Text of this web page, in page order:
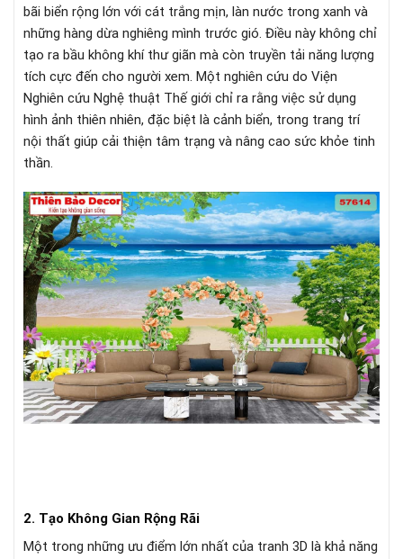
bãi biển rộng lớn với cát trắng mịn, làn nước trong xanh và
những hàng dừa nghiêng mình trước gió. Điều này không chỉ
tạo ra bầu không khí thư giãn mà còn truyền tải năng lượng
tích cực đến cho người xem. Một nghiên cứu do Viện
Nghiên cứu Nghệ thuật Thế giới chỉ ra rằng việc sử dụng
hình ảnh thiên nhiên, đặc biệt là cảnh biển, trong trang trí
nội thất giúp cải thiện tâm trạng và nâng cao sức khỏe tinh
thần.
2. Tạo Không Gian Rộng Rãi
Một trong những ưu điểm lớn nhất của tranh 3D là khả năng